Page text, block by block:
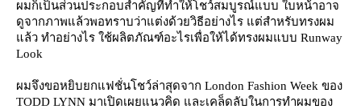
ผมก็เป็นส่วนประกอบสำคัญที่ทำให้โชว์สมบูรณ์แบบ ใบหน้าอาจ
ดูจากภาพแล้วพอทราบว่าแต่งด้วยวิธีอย่างไร แต่สำหรับทรงผม
ล้ว ทำอย่างไร ใช้ผลิตภัณฑ์อะไรเพื่อให้ได้ทรงผมแบบ Runway
Look
ผมจึงขอหยิบยกแฟชั่นโชว์ล่าสุดจาก London Fashion Week ของ
TODD LYNN มาเปิดเผยแนวคิด และเคล็ดลับในการทำผมของ